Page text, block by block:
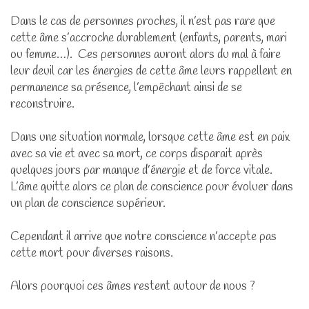
Dans le cas de personnes proches, il n’est pas rare que
cette âme s’accroche durablement (enfants, parents, mari
ou femme…). Ces personnes auront alors du mal à faire
leur deuil car les énergies de cette âme leurs rappellent en
permanence sa présence, l’empêchant ainsi de se
reconstruire.
Dans une situation normale, lorsque cette âme est en paix
avec sa vie et avec sa mort, ce corps disparait après
quelques jours par manque d’énergie et de force vitale.
L’âme quitte alors ce plan de conscience pour évoluer dans
un plan de conscience supérieur.
Cependant il arrive que notre conscience n’accepte pas
cette mort pour diverses raisons.
Alors pourquoi ces âmes restent autour de nous ?